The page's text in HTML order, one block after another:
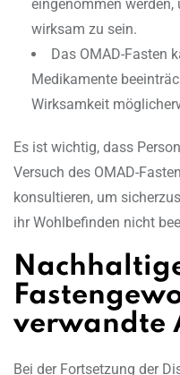
eingenommen
wirksam zu sein.
Das OMAD-Fasten
Medikamente
Wirksamkeit
Es ist wichtig, dass
Versuch des OMAD-
konsultieren, um
ihr Wohlbefinden nicht
verwandte
Bei der Fortsetzung der